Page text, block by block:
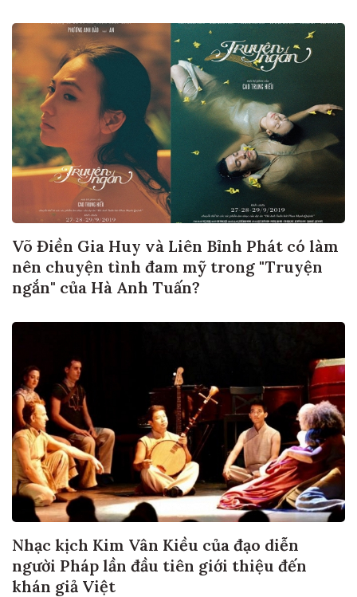
Võ Điền Gia Huy và Liên Bỉnh Phát có làm
nên chuyện tình đam mỹ trong "Truyện
ngắn" của Hà Anh Tuấn?
Nhạc kịch Kim Vân Kiều của đạo diễn
người Pháp lần đầu tiên giới thiệu đến
khán giả Việt